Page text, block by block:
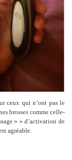
ceux qui n’ont pas le
brosses comme celle-
» « d’activation de
agréable.